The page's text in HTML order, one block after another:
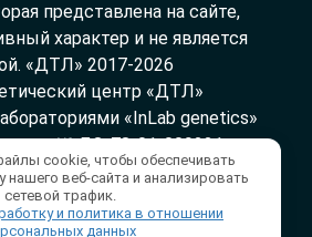
представлена на сайте,
характер и не является
«ДТЛ» 2017-2026
центр «ДТЛ»
«InLab genetics»
№ ЛО-78-01-009231 от
/
cookie, чтобы обеспечивать
нашего веб-сайта и анализировать
сетевой трафик.
и политика в отношении
данных